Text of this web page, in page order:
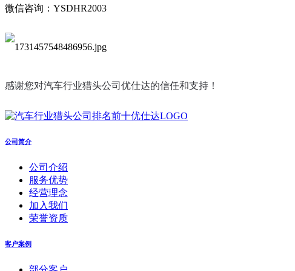
微信咨询：YSDHR2003
感谢您对汽车行业猎头公司优仕达的信任和支持！
公司简介
公司介绍
服务优势
经营理念
加入我们
荣誉资质
客户案例